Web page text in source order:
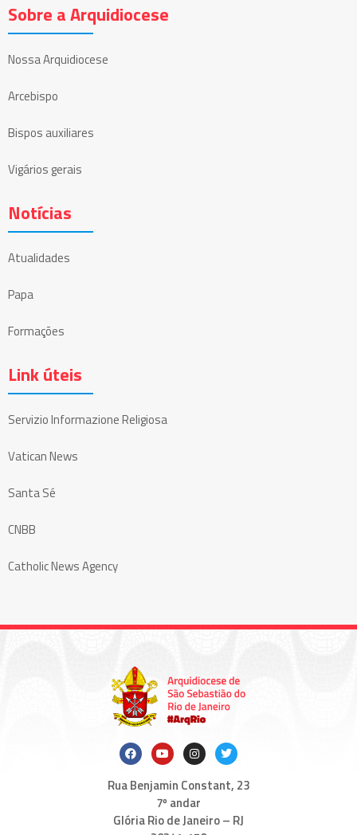
Sobre a Arquidiocese
Nossa Arquidiocese
Arcebispo
Bispos auxiliares
Vigários gerais
Notícias
Atualidades
Papa
Formações
Link úteis
Servizio Informazione Religiosa
Vatican News
Santa Sé
CNBB
Catholic News Agency
Rua Benjamin Constant, 23
7º andar
Glória Rio de Janeiro – RJ